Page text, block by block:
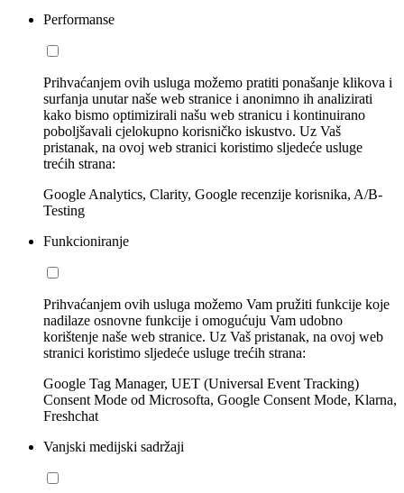
Performanse
Prihvaćanjem ovih usluga možemo pratiti ponašanje klikova i
surfanja unutar naše web stranice i anonimno ih analizirati
kako bismo optimizirali našu web stranicu i kontinuirano
poboljšavali cjelokupno korisničko iskustvo. Uz Vaš
pristanak, na ovoj web stranici koristimo sljedeće usluge
trećih strana:
Google Analytics, Clarity, Google recenzije korisnika, A/B-
Testing
Funkcioniranje
Prihvaćanjem ovih usluga možemo Vam pružiti funkcije koje
nadilaze osnovne funkcije i omogućuju Vam udobno
korištenje naše web stranice. Uz Vaš pristanak, na ovoj web
stranici koristimo sljedeće usluge trećih strana:
Google Tag Manager, UET (Universal Event Tracking)
Consent Mode od Microsofta, Google Consent Mode, Klarna,
Freshchat
Vanjski medijski sadržaji